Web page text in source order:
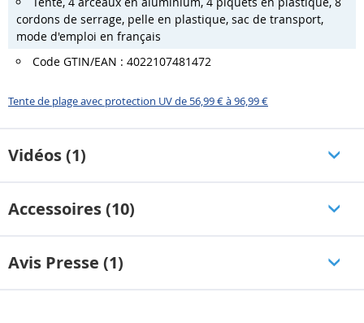
cordons de serrage, pelle en plastique, sac de transport,
mode d'emploi en français
Code GTIN/EAN : 4022107481472
Tente de plage avec protection UV de 56,99 € à 96,99 €
Vidéos (1)
Accessoires (10)
Avis Presse (1)